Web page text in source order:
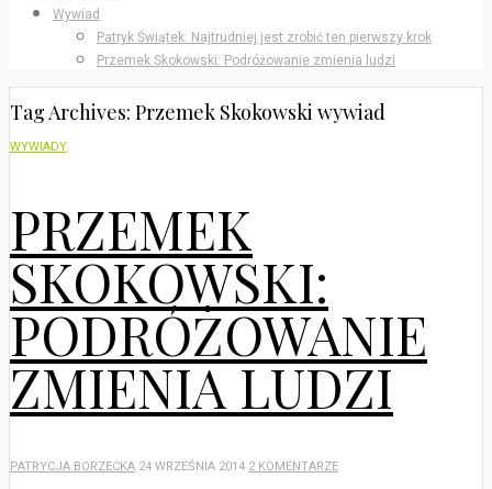
Wywiad
Patryk Świątek: Najtrudniej jest zrobić ten pierwszy krok
Przemek Skokowski: Podróżowanie zmienia ludzi
Tag Archives: Przemek Skokowski wywiad
WYWIADY
PRZEMEK
SKOKOWSKI:
PODRÓŻOWANIE
ZMIENIA LUDZI
PATRYCJA BORZECKA 24 WRZEŚNIA 2014 2 KOMENTARZE